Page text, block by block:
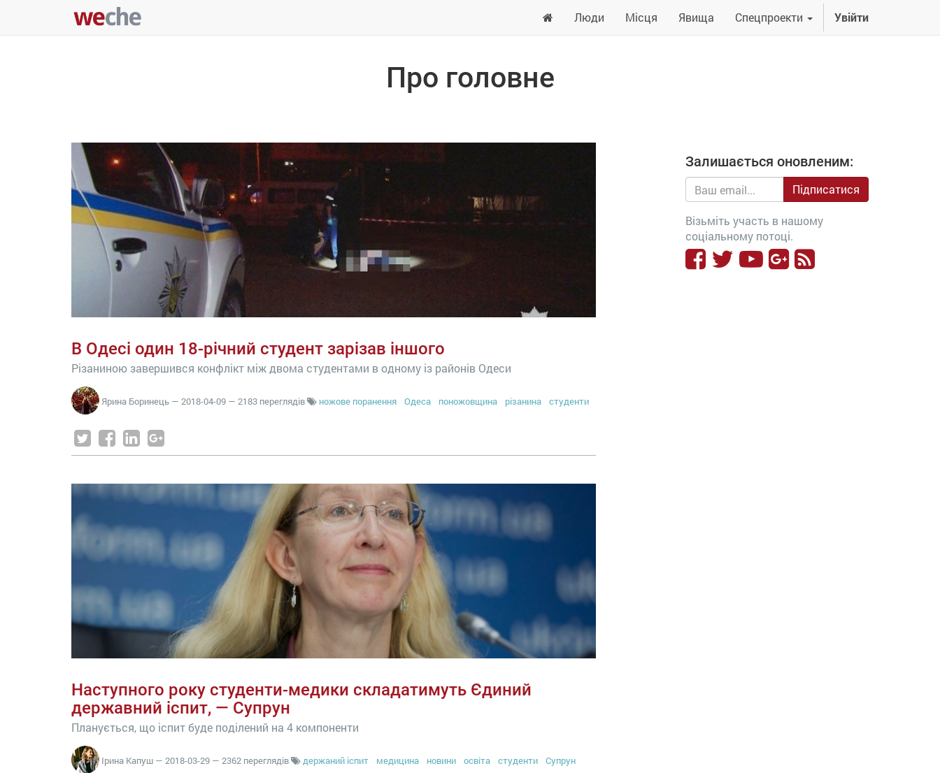
Люди Місця Явища Спецпроекти Увійти
Про головне
В Одесі один 18-річний студент зарізав іншого
Різаниною завершився конфлікт між двома студентами в одному із районів Одеси
Ярина Боринець — 2018-04-09 — 2183 переглядів ножове поранення Одеса поножовщина різанина студенти
Наступного року студенти-медики складатимуть Єдиний
державний іспит, — Супрун
Планується, що іспит буде поділений на 4 компоненти
Ірина Капуш — 2018-03-29 — 2362 переглядів держаний іспит медицина новини освіта студенти Супрун
Залишається оновленим:
Підписатися
Візьміть участь в нашому
соціальному потоці.